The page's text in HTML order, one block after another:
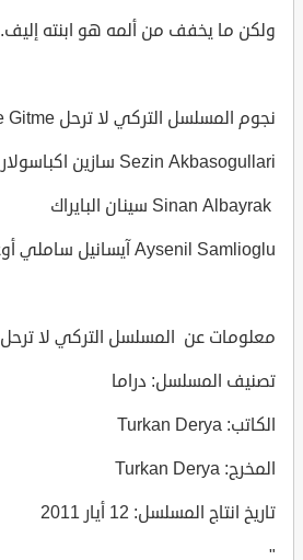
ولكن ما يخفف من ألمه هو ابنته إليف.
نجوم المسلسل التركي لا ترحل Sen de Gitme
Sezin Akbasogullari سازين اكباسولاري
Aysenil Samlioglu آيسانيل ساملي أوغلو
معلومات عن المسلسل التركي لا ترحل Sen de Gitme
تصنيف المسلسل: دراما
الكاتب: Turkan Derya
المخرج: Turkan Derya
تاريخ انتاج المسلسل: 12 أيار 2011